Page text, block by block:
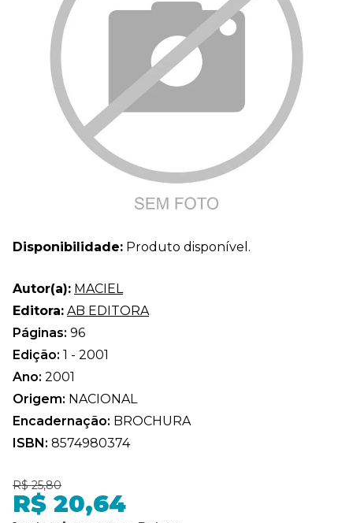
Disponibilidade: Produto disponível.
Autor(a): MACIEL
Editora: AB EDITORA
Páginas: 96
Edição: 1 - 2001
Ano: 2001
Origem: NACIONAL
Encadernação: BROCHURA
ISBN: 8574980374
R$ 25,80
R$ 20,64